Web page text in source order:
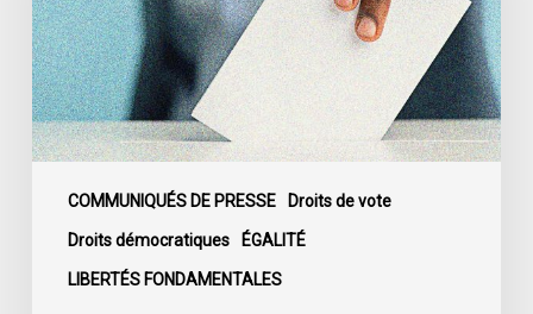
COMMUNIQUÉS DE PRESSE Droits de vote
Droits démocratiques ÉGALITÉ
LIBERTÉS FONDAMENTALES
sur
la
politisation
de
la
électorale